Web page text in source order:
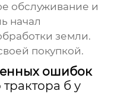
обслуживание и
начал
земли.
покупкой.
ошибок
б у